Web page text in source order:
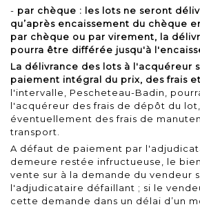
- par chèque : les lots ne seront
qu’après encaissement du chèque
par chèque ou par virement, la
pourra être différée jusqu'à
La délivrance des lots à l'acquéreur
paiement intégral du prix, des frais
l'intervalle, Pescheteau-Badin,
l'acquéreur des frais de dépôt du
éventuellement des frais de
transport.
A défaut de paiement par
demeure restée infructueuse, le
vente sur à la demande du vendeur
l'adjudicataire défaillant ; si le
cette demande dans un délai d’un